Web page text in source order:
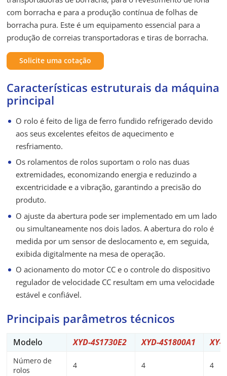
com borracha e para a produção contínua de folhas de
borracha pura. Este é um equipamento essencial para a
produção de correias transportadoras e tiras de borracha.
Solicite uma cotação
Características estruturais da máquina
principal
O rolo é feito de liga de ferro fundido refrigerado devido
aos seus excelentes efeitos de aquecimento e
resfriamento.
Os rolamentos de rolos suportam o rolo nas duas
extremidades, economizando energia e reduzindo a
excentricidade e a vibração, garantindo a precisão do
produto.
O ajuste da abertura pode ser implementado em um lado
ou simultaneamente nos dois lados. A abertura do rolo é
medida por um sensor de deslocamento e, em seguida,
exibida digitalmente na mesa de operação.
O acionamento do motor CC e o controle do dispositivo
regulador de velocidade CC resultam em uma velocidade
estável e confiável.
Principais parâmetros técnicos
Modelo XYD-4S1730E2 XYD-4S1800A1 XY-
Número de
rolos
4 4 4